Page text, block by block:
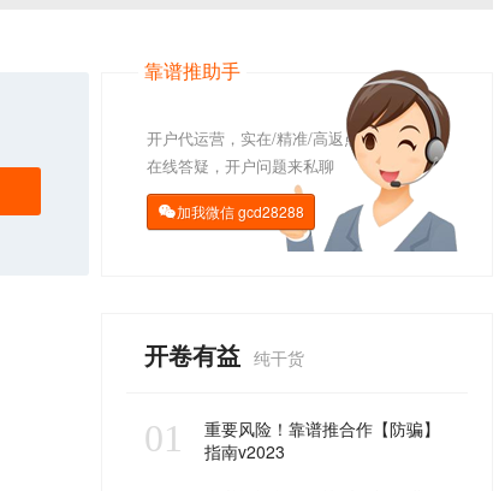
靠谱推助手
开户代运营，实在/精准/高返点
在线答疑，开户问题来私聊
加我微信gcd28288
开卷有益 纯干货
01
重要风险！靠谱推合作【防骗】
指南v2023